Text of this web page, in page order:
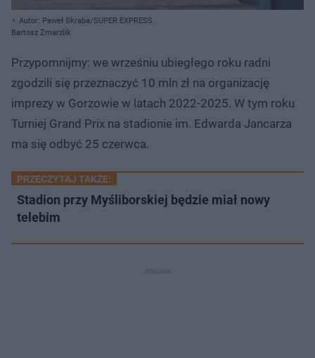
Autor: Paweł Skraba/SUPER EXPRESS
Bartosz Zmarzlik
Przypomnijmy: we wrześniu ubiegłego roku radni
zgodzili się przeznaczyć 10 mln zł na organizację
imprezy w Gorzowie w latach 2022-2025. W tym roku
Turniej Grand Prix na stadionie im. Edwarda Jancarza
ma się odbyć 25 czerwca.
PRZECZYTAJ TAKŻE:
Stadion przy Myśliborskiej będzie miał nowy
telebim